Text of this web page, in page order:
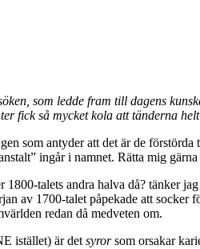
som ledde fram till dagens
fick så mycket kola att tänderna
som antyder att det är de
ingår i namnet. Rätta mig
talets andra halva då? tänker
av 1700-talet påpekade att socker
redan då medveten om.
istället) är det syrorsom orsakar